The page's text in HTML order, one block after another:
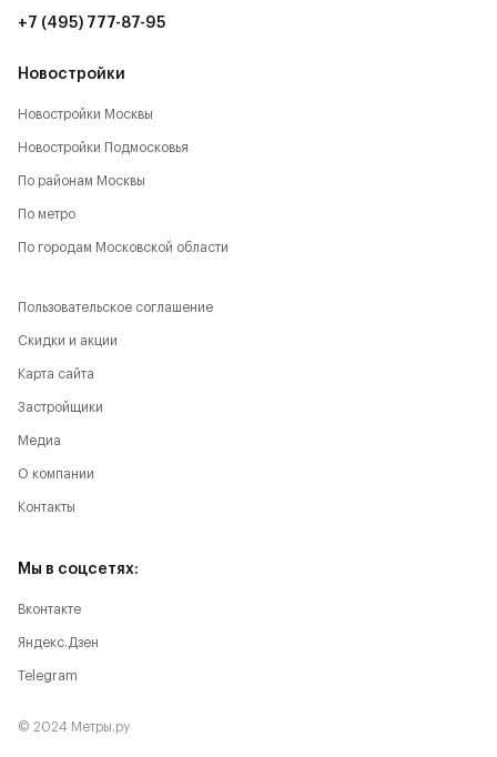
Новостройки
Новостройки Москвы
Новостройки Подмосковья
По районам Москвы
По метро
По городам Московской области
+7 (495) 777-87-95
Пользовательское соглашение
Скидки и акции
Карта сайта
Застройщики
Медиа
О компании
Контакты
Мы в соцсетях:
Вконтакте
Яндекс.Дзен
Telegram
© 2024 Метры.ру